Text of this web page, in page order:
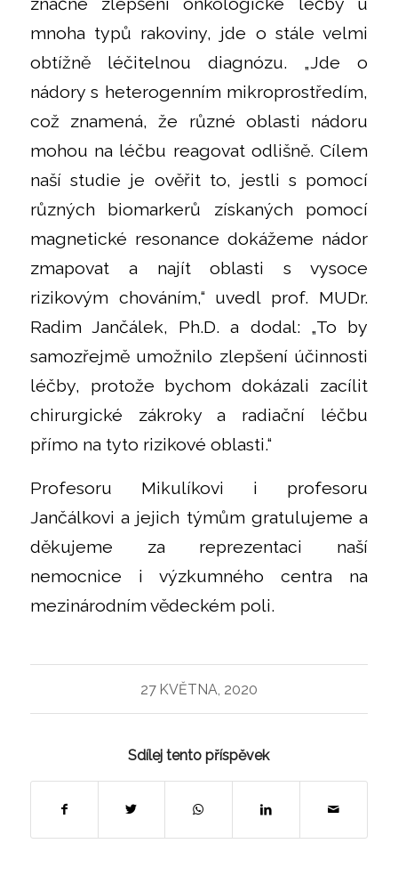
mnoha typů rakoviny, jde o stále velmi
obtížně léčitelnou diagnózu. „Jde o
nádory s heterogenním mikroprostředím,
což znamená, že různé oblasti nádoru
mohou na léčbu reagovat odlišně. Cílem
naší studie je ověřit to, jestli s pomocí
různých biomarkerů získaných pomocí
magnetické resonance dokážeme nádor
zmapovat a najít oblasti s vysoce
rizikovým chováním,“ uvedl prof. MUDr.
Radim Jančálek, Ph.D. a dodal: „To by
samozřejmě umožnilo zlepšení účinnosti
léčby, protože bychom dokázali zacílit
chirurgické zákroky a radiační léčbu
přímo na tyto rizikové oblasti.“
Profesoru Mikulíkovi i profesoru
Jančálkovi a jejich týmům gratulujeme a
děkujeme za reprezentaci naší
nemocnice i výzkumného centra na
mezinárodním vědeckém poli.
27 KVĚTNA, 2020
Sdílej tento příspěvek